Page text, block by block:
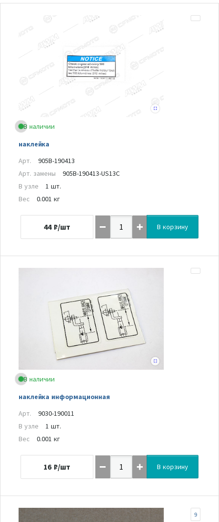
В наличии
наклейка
Арт.
905B-190413
Арт. замены
905B-190413-US13C
В узле
1 шт.
Вес
0.001 кг
44 ₽/шт В корзину
В наличии
наклейка информационная
Арт.
9030-190011
В узле
1 шт.
Вес
0.001 кг
16 ₽/шт В корзину
9